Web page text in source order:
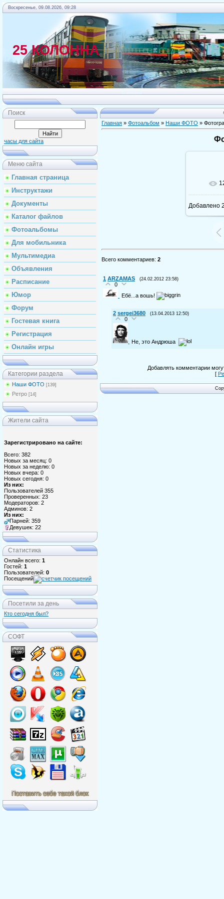
Воскресенье, 09.08.2026, 09:28
25 КОЛОННА
Поиск
часы для сайта
Меню сайта
Главная страница
Инструктажи
Документы
Каталог файлов
Фотоальбомы
Для мобильника
Мультимедиа
Объявления
Расписание
Юмор
Форум
Гостевая книга
Регистрация
Онлайн игры
Категории раздела
Наши ФОТО [139]
Ретро [14]
Жители сайта
Зарегистрировано на сайте:
Всего: 382
Новых за месяц: 0
Новых за неделю: 0
Новых вчера: 0
Новых сегодня: 0
Из них:
Пользователей 355
Проверенных: 23
Модераторов: 2
Админов: 2
Из них:
Парней: 359
Девушек: 22
Статистика
Онлайн всего: 1
Гостей: 1
Пользователей: 0
Посещений
Посетили за день
Кто сегодня был?
СОФТ
Главная » Фотоальбом » Наши ФОТО »
Добавлено
Всего комментариев: 2
1 ARZAMAS (24.02.2012 23:58)
0
Ебё...а вошь!
2 sergei3680 (13.04.2013 12:50)
0
Не, это Андрюша
Добавлять комментарии
[